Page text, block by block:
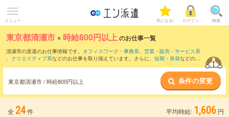
メニュー 気になる! ログイン 検索
東京都清瀬市 × 時給800円以上のお仕事一覧
清瀬市の派遣のお仕事情報です。 オフィスワーク・事務系、 営業・販売・サービス系
、 クリエイティブ系などのお仕事を取り揃えています。さらに、 短期 ・ 単発などの期
時給1250円以上 ・1800円以上の求人はこちら
当サイトでは法令を遵守し、最低賃金以上の求人のみを掲載しています。
東京都清瀬市 / 時給800円以上 条件の変更
全 24件 平均時給: 1,606 円